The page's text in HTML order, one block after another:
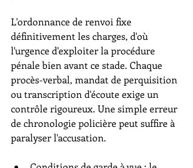
L'ordonnance de renvoi fixe
définitivement les charges, d'où
l'urgence d'exploiter la procédure
pénale bien avant ce stade. Chaque
procès-verbal, mandat de perquisition
ou transcription d'écoute exige un
contrôle rigoureux. Une simple erreur
de chronologie policière peut suffire à
paralyser l'accusation.